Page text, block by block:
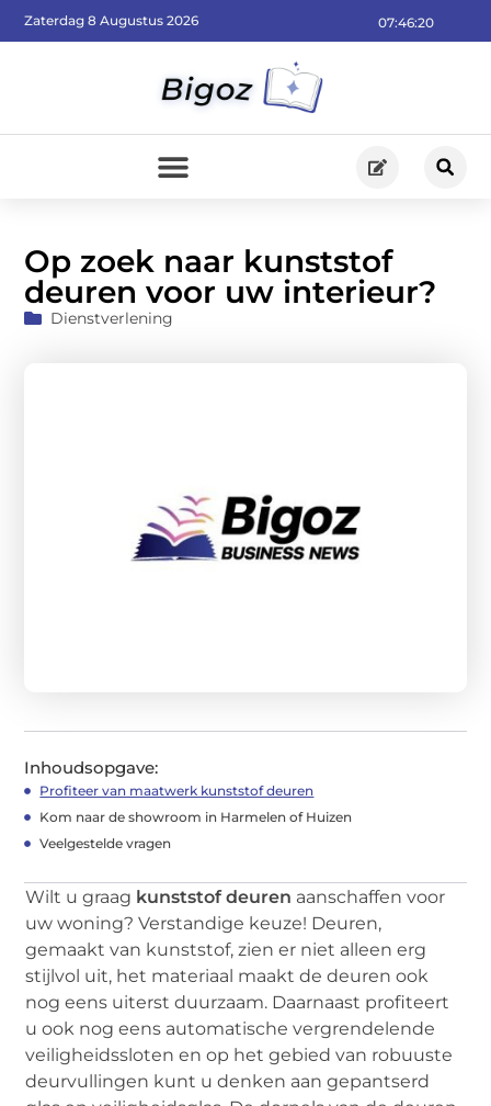
07:46:21
Zaterdag 8 Augustus 2026
Op zoek naar kunststof
deuren voor uw interieur?
Dienstverlening
Inhoudsopgave:
Profiteer van maatwerk kunststof deuren
Kom naar de showroom in Harmelen of Huizen
Veelgestelde vragen
Wilt u graag kunststof deuren aanschaffen voor
uw woning? Verstandige keuze! Deuren,
gemaakt van kunststof, zien er niet alleen erg
stijlvol uit, het materiaal maakt de deuren ook
nog eens uiterst duurzaam. Daarnaast profiteert
u ook nog eens automatische vergrendelende
veiligheidssloten en op het gebied van robuuste
deurvullingen kunt u denken aan gepantserd